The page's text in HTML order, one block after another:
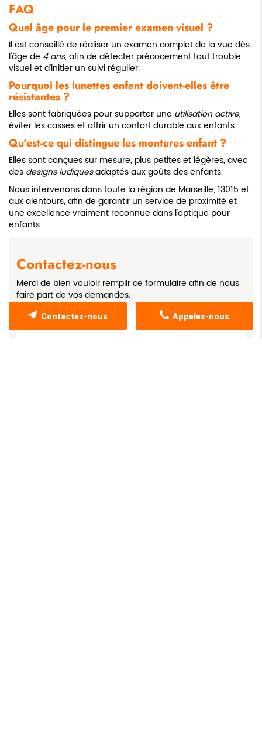
FAQ
Quel âge pour le premier examen visuel ?
Il est conseillé de réaliser un examen complet de la vue dès
l'âge de 4 ans, afin de détecter précocement tout trouble
visuel et d'initier un suivi régulier.
Pourquoi les lunettes enfant doivent-elles être
résistantes ?
Elles sont fabriquées pour supporter une utilisation active,
éviter les casses et offrir un confort durable aux enfants.
Qu'est-ce qui distingue les montures enfant ?
Elles sont conçues sur mesure, plus petites et légères, avec
des designs ludiquesadaptés aux goûts des enfants.
Nous intervenons dans toute la région de Marseille, 13015 et
aux alentours, afin de garantir un service de proximité et
une excellence vraiment reconnue dans l'optique pour
enfants.
Contactez-nous
Merci de bien vouloir remplir ce formulaire afin de nous
faire part de vos demandes.
Appelez-nous
Contactez-nous